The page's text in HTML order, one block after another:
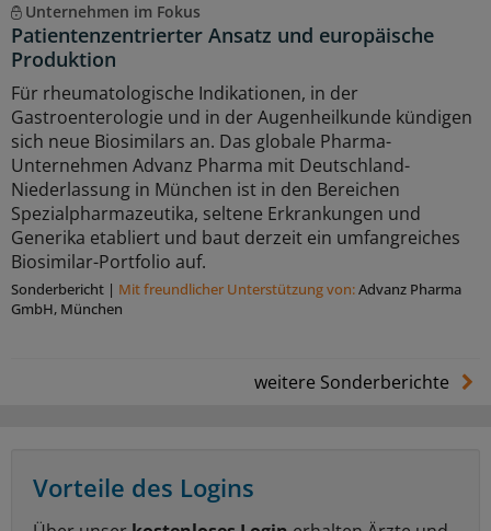
Unternehmen im Fokus
Patientenzentrierter Ansatz und europäische
Produktion
Für rheumatologische Indikationen, in der
Gastroenterologie und in der Augenheilkunde kündigen
sich neue Biosimilars an. Das globale Pharma-
Unternehmen Advanz Pharma mit Deutschland-
Niederlassung in München ist in den Bereichen
Spezialpharmazeutika, seltene Erkrankungen und
Generika etabliert und baut derzeit ein umfangreiches
Biosimilar-Portfolio auf.
Sonderbericht | Mit freundlicher Unterstützung von:Advanz Pharma
GmbH, München
weitere Sonderberichte
Vorteile des Logins